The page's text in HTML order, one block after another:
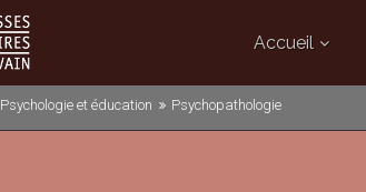
Accueil
Psychologie et éducation Psychopathologie